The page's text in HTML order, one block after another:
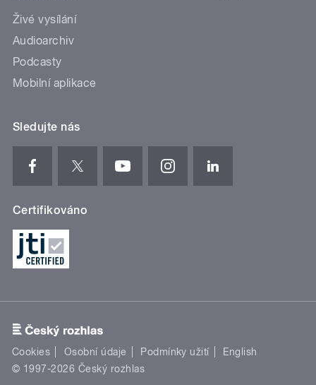
Živé vysílání
Audioarchiv
Podcasty
Mobilní aplikace
Sledujte nás
Certifikováno
Cookies Osobní údaje Podmínky užití
English
© 1997-2026 Český rozhlas